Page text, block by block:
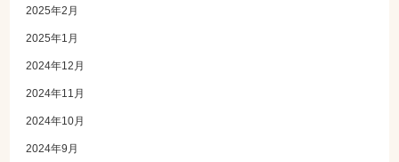
2025年2月
2025年1月
2024年12月
2024年11月
2024年10月
2024年9月